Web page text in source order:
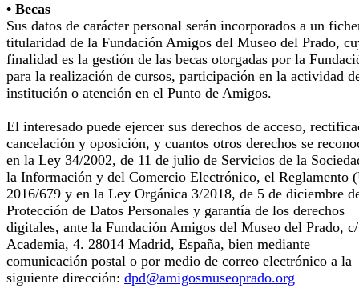
• Becas
Sus datos de carácter personal serán incorporados a un
titularidad de la Fundación Amigos del Museo del Prado,
finalidad es la gestión de las becas otorgadas por la
para la realización de cursos, participación en la actividad
institución o atención en el Punto de Amigos.
El interesado puede ejercer sus derechos de acceso,
cancelación y oposición, y cuantos otros derechos se
en la Ley 34/2002, de 11 de julio de Servicios de la
la Información y del Comercio Electrónico, el Reglamento
2016/679 y en la Ley Orgánica 3/2018, de 5 de diciembre
Protección de Datos Personales y garantía de los derechos
digitales, ante la Fundación Amigos del Museo del Prado,
Academia, 4. 28014 Madrid, España, bien mediante
comunicación postal o por medio de correo electrónico a la
siguiente dirección: dpd@amigosmuseoprado.org